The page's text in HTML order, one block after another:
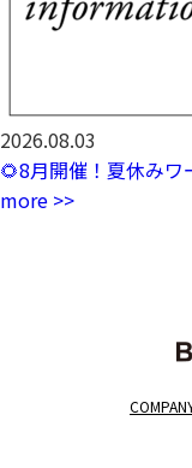
2026.08.03
🌻8月開催！夏休み
more >>